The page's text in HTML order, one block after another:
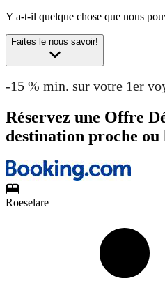
Y a-t-il quelque chose que nous
Faites le nous savoir!
-15 % min. sur votre 1er
Réservez une Offre
destination proche
Roeselare